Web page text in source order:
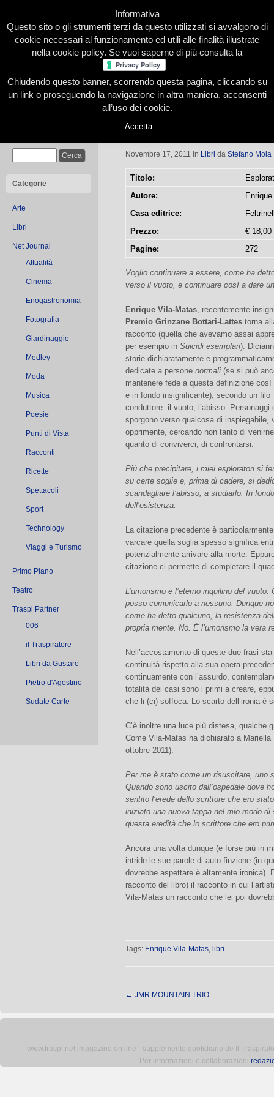
Home Presentazione Redazione Le nostre firme
Categorie
Arte
Libri
Net Journal
Attualità
Cinema
Enogastronomia
Fotografia
Giardinaggio
Medley
Moda
Musica
Poesie
Punti di Vista
Racconti
Ricette
Spettacoli
Sport
Technology
Viaggi e Turismo
Primo Piano
Teatro
Traspi Partner
006
il Traspiratore
Libri da Gustare
Pietro d'Agostino
Sudate Carte
Esploratori dell’abisso
Novembre 17, 2011 in Libri da Stefano Mola
Titolo:
Autore:
Casa editrice:
Prezzo:
€ 18,00
Pagine:
272
Voglio continuare a essere, come ha
verso il vuoto, e continuare così a dare
Enrique Vila-Matas, recentemente
Premio Grinzane Bottari-Lattes torna
racconto (quella che avevamo assai
per esempio in Suicidi esemplari).
storie dichiaratamente e
dedicate a persone normali (se si può
mantenere fede a questa definizione così
e in fondo insignificante), secondo un filo
conduttore: il vuoto, l’abisso. Personaggi
sporgono verso qualcosa di inspiegabile,
opprimente, cercando non tanto di
quanto di conviverci, di confrontarsi:
Più che precipitare, i miei esploratori si
su certe soglie e, prima di cadere, si
scandagliare l’abisso, a studiarlo. In
dell’esistenza.
La citazione precedente è
varcare quella soglia spesso significa
potenzialmente arrivare alla morte.
citazione ci permette di completare il
L’umorismo è l’eterno inquilino del
posso comunicarlo a nessuno. Dunque
come ha detto qualcuno, la resistenza
propria mente. No. È l’umorismo la vera
Nell’accostamento di queste due frasi
continuità rispetto alla sua opera
continuamente con l’assurdo,
totalità dei casi sono i primi a creare,
che li (ci) soffoca. Lo scarto dell’ironia è
C’è inoltre una luce più distesa, qualche
Come Vila-Matas ha dichiarato a Mariella
ottobre 2011):
Per me è stato come un risuscitare, uno
Quando sono uscito dall’ospedale dove
sentito l’erede dello scrittore che ero
iniziato una nuova tappa nel mio modo
questa eredità che lo scrittore che ero
Ancora una volta dunque (e forse più in
intride le sue parole di auto-finzione (in
dovrebbe aspettare è altamente ironica).
racconto del libro) il racconto in cui
Vila-Matas un racconto che lei poi
Tags: Enrique Vila-Matas, libri
← JMR MOUNTAIN TRIO
www.traspi.net [magazine on line - supplemento quotidiano de Il
Per informazioni e collaborazioni
Informativa
Questo sito o gli strumenti terzi da questo utilizzati si avvalgono di
cookie necessari al funzionamento ed utili alle finalità illustrate
nella cookie policy. Se vuoi saperne di più consulta la
Chiudendo questo banner, scorrendo questa pagina, cliccando su
un link o proseguendo la navigazione in altra maniera, acconsenti
all’uso dei cookie.
Accetta